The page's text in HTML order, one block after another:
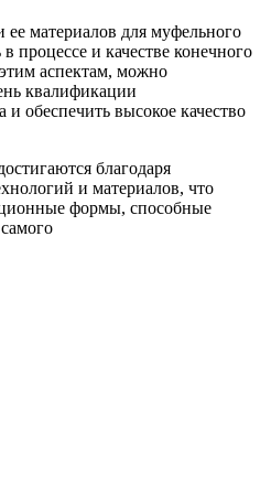
материалов для муфельного
процессе и качестве конечного
аспектам, можно
квалификации
и обеспечить высокое качество
благодаря
и материалов, что
формы, способные